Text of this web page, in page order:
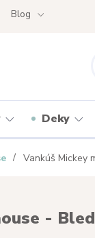
Blog
Deky
Vankúš Mickey
-